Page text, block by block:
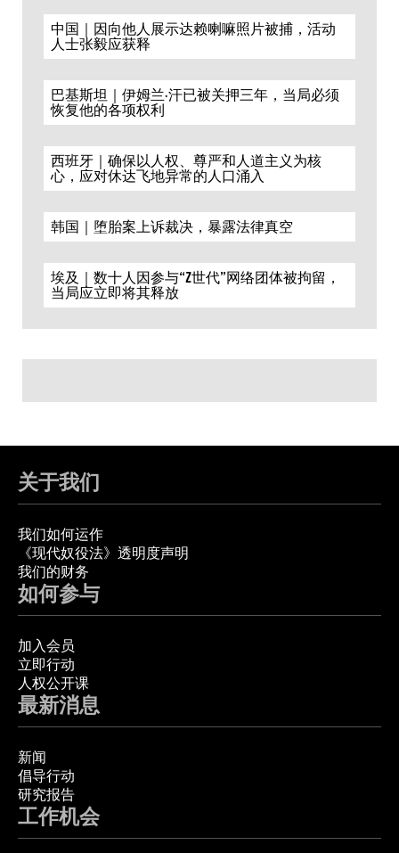
中国｜因向他人展示达赖喇嘛照片被捕，活动
人士张毅应获释
巴基斯坦｜伊姆兰·汗已被关押三年，当局必须
恢复他的各项权利
西班牙｜确保以人权、尊严和人道主义为核
心，应对休达飞地异常的人口涌入
韩国｜堕胎案上诉裁决，暴露法律真空
埃及｜数十人因参与“Z世代”网络团体被拘留，
当局应立即将其释放
关于我们
我们如何运作
《现代奴役法》透明度声明
我们的财务
如何参与
加入会员
立即行动
人权公开课
最新消息
新闻
倡导行动
研究报告
工作机会